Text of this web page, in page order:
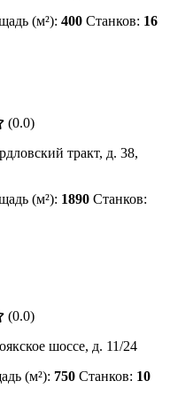
(м²): 400 Станков: 16
(0.0)
тракт, д. 38,
(м²): 1890 Станков:
(0.0)
шоссе, д. 11/24
(м²): 750 Станков: 10